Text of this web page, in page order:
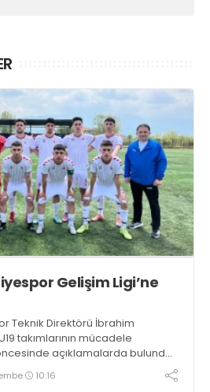
Gelişim Ligi’ne
Teknik Direktörü İbrahim
takımlarının mücadele
açıklamalarda bulundu.
dikkat çeken İshakoğlu,
almak değil, Türk futboluna
10:16